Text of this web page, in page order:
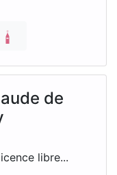
de
libre...